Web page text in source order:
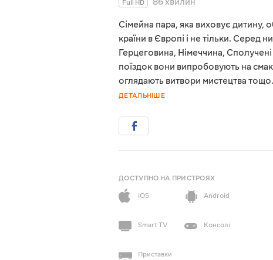
Full HD
Сімейна пара, яка виховує дитину,
країни в Європі і не тільки. Серед
Герцеговина, Німеччина,
поїздок вони випробовують на смак
оглядають витвори мистецтва
ДЕТАЛЬНІШЕ
ДОСТУПНО НА ПРИСТРОЯХ
iOS
Android
Smart TV Консолі
Приставки